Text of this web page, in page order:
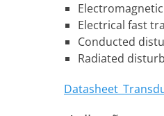
Electrical fast
Conducted
Radiated